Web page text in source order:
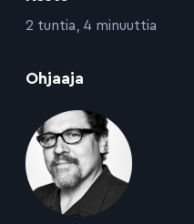
:2 tuntia, 4 minuuttia
Ohjaaja